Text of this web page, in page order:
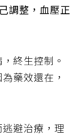
調整，血壓正
終生控制。
藥效還在，
避治療，理